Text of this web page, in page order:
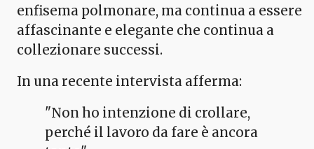
enfisema polmonare, ma continua a essere
affascinante e elegante che continua a
collezionare successi.
In una recente intervista afferma:
"Non ho intenzione di crollare,
perché il lavoro da fare è ancora